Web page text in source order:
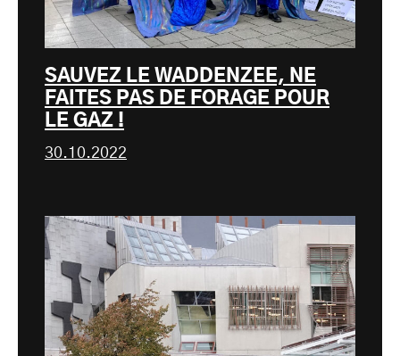
SAUVEZ LE WADDENZEE, NE
FAITES PAS DE FORAGE POUR
LE GAZ !
30.10.2022